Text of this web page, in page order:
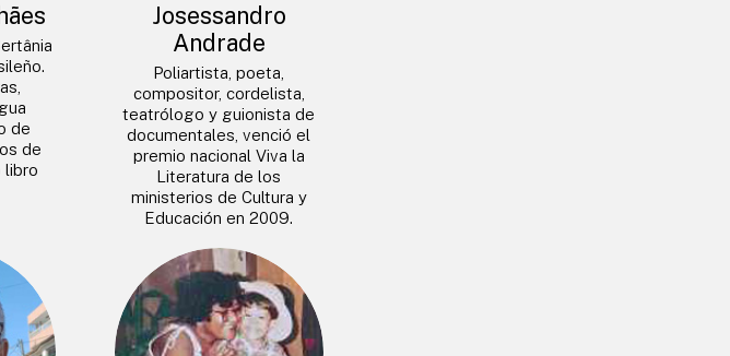
de
de
libro
Josessandro
Andrade
Poliartista, poeta,
compositor, cordelista,
teatrólogo y guionista de
documentales, venció el
premio nacional Viva la
Literatura de los
ministerios de Cultura y
Educación en 2009.